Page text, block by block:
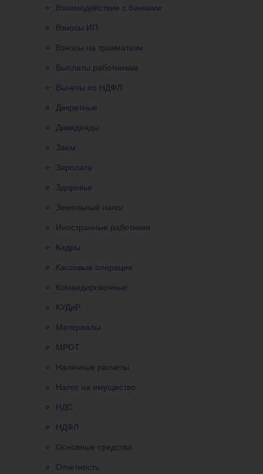
Взаимодействие с банками
Взносы ИП
Взносы на травматизм
Выплаты работникам
Вычеты по НДФЛ
Декретные
Дивиденды
Заем
Зарплата
Здоровье
Земельный налог
Иностранные работники
Кадры
Кассовые операции
Командировочные
КУДиР
Материалы
МРОТ
Наличные расчеты
Налог на имущество
НДС
НДФЛ
Основные средства
Отчетность